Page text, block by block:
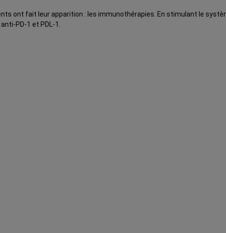
ont fait leur apparition : les immunothérapies. En stimulant le
PD-1 et PDL-1.